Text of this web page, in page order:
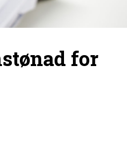
for